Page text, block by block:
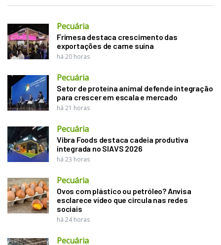
Pecuária
Frimesa destaca crescimento das
exportações de carne suína
há 20 horas
Pecuária
Setor de proteína animal defende integração
para crescer em escala e mercado
há 21 horas
Pecuária
Vibra Foods destaca cadeia produtiva
integrada no SIAVS 2026
há 23 horas
Pecuária
Ovos com plástico ou petróleo? Anvisa
esclarece vídeo que circula nas redes
sociais
há 24 horas
Pecuária